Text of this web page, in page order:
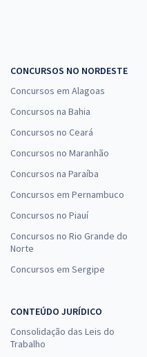
CONCURSOS NO NORDESTE
Concursos em Alagoas
Concursos na Bahia
Concursos no Ceará
Concursos no Maranhão
Concursos na Paraíba
Concursos em Pernambuco
Concursos no Piauí
Concursos no Rio Grande do
Norte
Concursos em Sergipe
CONTEÚDO JURÍDICO
Consolidação das Leis do
Trabalho